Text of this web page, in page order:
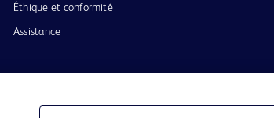
Éthique et conformité
Assistance